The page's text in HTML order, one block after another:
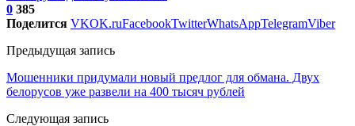
0 385
Поделится VKOK.ruFacebookTwitterWhatsAppTelegramViber
Предыдущая запись
Мошенники придумали новый предлог для обмана. Двух
белорусов уже развели на 400 тысяч рублей
Следующая запись